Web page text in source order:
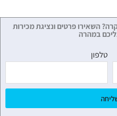
השאירו פרטים ונציגת מכירות
במהרה
טלפון